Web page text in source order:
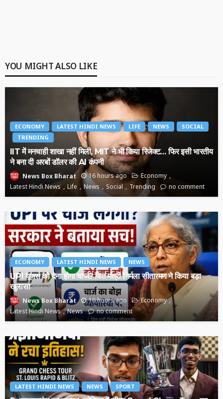
YOU MIGHT ALSO LIKE
ECONOMY LATEST HINDI NEWS LIFE NEWS
SOCIAL
TRENDING
IIT में मनचाही शाखा नहीं मिली, MIT ने भी किया रिजेक्ट… फिर इसी भारतीय
ने बना दी अरबों डॉलर की AI कंपनी
News Box Bharat 16 hours ago
Economy
Latest Hindi News
Life News Social Trending no comment
ECONOMY LATEST HINDI NEWS NEWS
UPI यूजर्स को देना होगा चार्ज? वित्त मंत्री निर्मला सीतारमण ने किया बड़ा
खुलासा
News Box Bharat 16 hours ago
Economy
Latest Hindi News
News no comment
LATEST HINDI NEWS NEWS SPORT